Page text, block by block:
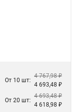
От 10 шт:
4 767,98 ₽
4 693,48 ₽
От 20 шт:
4 693,48 ₽
4 618,98 ₽